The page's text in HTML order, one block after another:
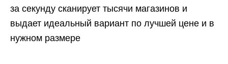
за секунду сканирует тысячи магазинов и
выдает идеальный вариант по лучшей цене и в
нужном размере